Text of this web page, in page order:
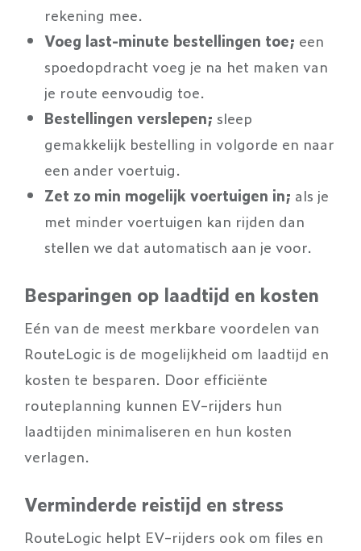
rekening mee.
Voeg last-minute bestellingen toe; een
spoedopdracht voeg je na het maken van
je route eenvoudig toe.
Bestellingen verslepen; sleep
gemakkelijk bestelling in volgorde en naar
een ander voertuig.
Zet zo min mogelijk voertuigen in; als je
met minder voertuigen kan rijden dan
stellen we dat automatisch aan je voor.
Besparingen op laadtijd en kosten
Eén van de meest merkbare voordelen van
RouteLogic is de mogelijkheid om laadtijd en
kosten te besparen. Door efficiënte
routeplanning kunnen EV-rijders hun
laadtijden minimaliseren en hun kosten
verlagen.
Verminderde reistijd en stress
RouteLogic helpt EV-rijders ook om files en